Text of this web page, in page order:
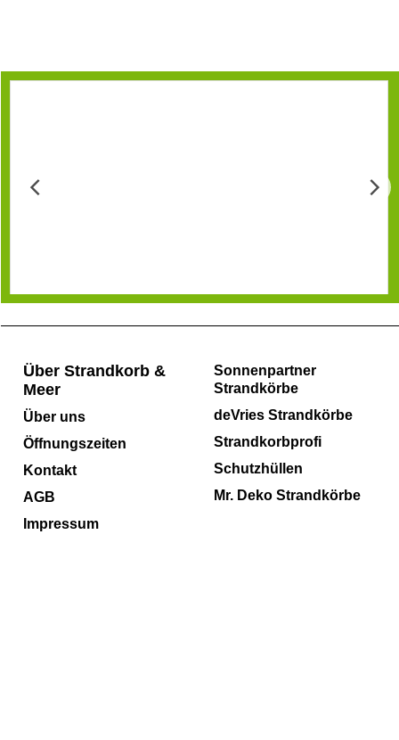
Sonnenpartner
Strandkörbe
deVries Strandkörbe
Strandkorbprofi
Schutzhüllen
Mr. Deko Strandkörbe
Über Strandkorb &
Meer
Über uns
Öffnungszeiten
Kontakt
AGB
Impressum